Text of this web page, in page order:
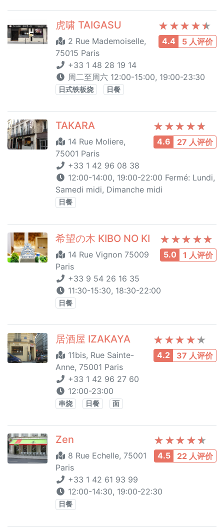
4.4 5 人评价
虎啸 TAIGASU
2 Rue Mademoiselle,
75015 Paris
+33 1 48 28 19 14
周二至周六 12:00-15:00, 19:00-23:30
日式铁板烧 日餐
4.6 27 人评价
TAKARA
14 Rue Moliere,
75001 Paris
+33 1 42 96 08 38
12:00-14:00, 19:00-22:00 Fermé: Lundi,
Samedi midi, Dimanche midi
日餐
5.0 1 人评价
希望の木 KIBO NO KI
14 Rue Vignon 75009
Paris
+33 9 54 26 16 35
11:30-15:30, 18:30-22:00
日餐
4.2 37 人评价
居酒屋 IZAKAYA
11bis, Rue Sainte-
Anne, 75001 Paris
+33 1 42 96 27 60
12:00-23:00
串烧 日餐 面
4.5 22 人评价
Zen
8 Rue Echelle, 75001
Paris
+33 1 42 61 93 99
12:00-14:30, 19:00-22:30
日餐